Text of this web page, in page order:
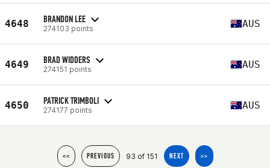
4648 BRANDON LEE
274103 points AUS
4649 BRAD WIDDERS
274151 points AUS
4650 PATRICK TRIMBOLI
274177 points AUS
<< PREVIOUS 93 of 151 NEXT >>